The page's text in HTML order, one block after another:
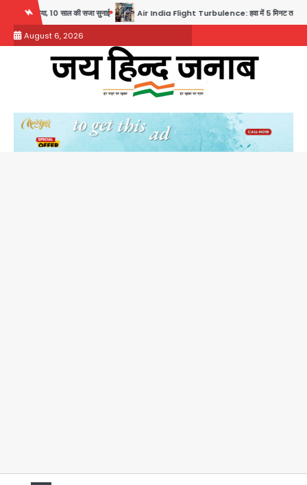
content
की सजा सुनाई Air India Flight Turbulence: हवा में 5 मिनट तक कांपी फ्लाइट, क्रू मेंबर्स को
August 6, 2026